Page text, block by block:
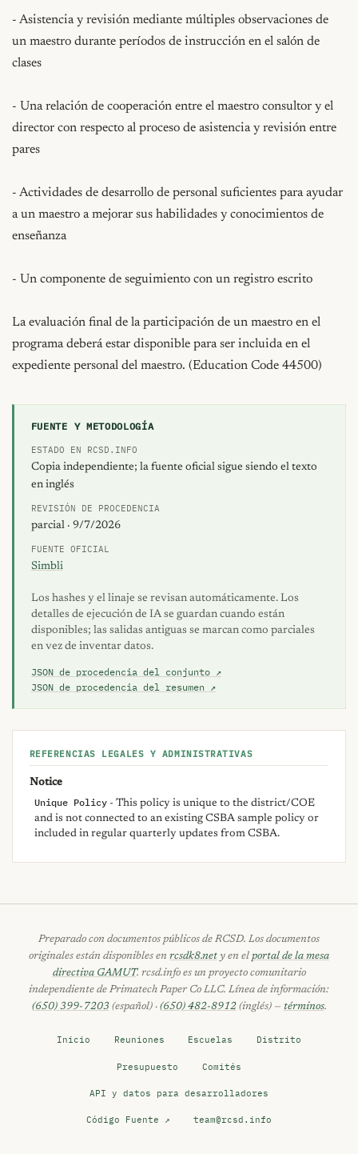
- Asistencia y revisión mediante múltiples observaciones de
un maestro durante períodos de instrucción en el salón de
clases
- Una relación de cooperación entre el maestro consultor y el
director con respecto al proceso de asistencia y revisión entre
pares
- Actividades de desarrollo de personal suficientes para ayudar
a un maestro a mejorar sus habilidades y conocimientos de
enseñanza
- Un componente de seguimiento con un registro escrito
La evaluación final de la participación de un maestro en el
programa deberá estar disponible para ser incluida en el
expediente personal del maestro. (Education Code 44500)
FUENTE Y METODOLOGÍA
ESTADO EN RCSD.INFO
Copia independiente; la fuente oficial sigue siendo el texto
en inglés
REVISIÓN DE PROCEDENCIA
parcial · 9/7/2026
FUENTE OFICIAL
Simbli
Los hashes y el linaje se revisan automáticamente. Los
detalles de ejecución de IA se guardan cuando están
disponibles; las salidas antiguas se marcan como parciales
en vez de inventar datos.
JSON de procedencia del conjunto ↗
JSON de procedencia del resumen ↗
REFERENCIAS LEGALES Y ADMINISTRATIVAS
Notice
Unique Policy - This policy is unique to the district/COE
and is not connected to an existing CSBA sample policy or
included in regular quarterly updates from CSBA.
Preparado con documentos públicos de RCSD. Los documentos
originales están disponibles en rcsdk8.net y en el portal de la mesa
directiva GAMUT. rcsd.info es un proyecto comunitario
independiente de Primatech Paper Co LLC. Línea de información:
(650) 399-7203 (español) · (650) 482-8912(inglés) — términos.
Inicio Reuniones Escuelas Distrito
Presupuesto Comités
API y datos para desarrolladores
Código Fuente ↗ team@rcsd.info